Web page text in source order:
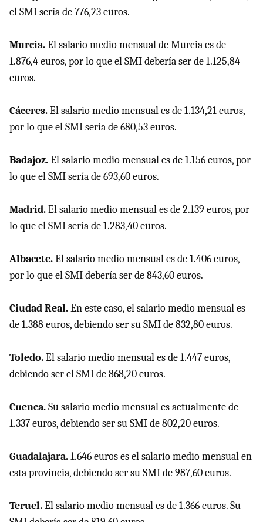
el SMI sería de 776,23 euros.
Murcia.El salario medio mensual de Murcia es de
1.876,4 euros, por lo que el SMI debería ser de 1.125,84
euros.
Cáceres.El salario medio mensual es de 1.134,21 euros,
por lo que el SMI sería de 680,53 euros.
Badajoz.El salario medio mensual es de 1.156 euros, por
lo que el SMI sería de 693,60 euros.
Madrid.El salario medio mensual es de 2.139 euros, por
lo que el SMI sería de 1.283,40 euros.
Albacete.El salario medio mensual es de 1.406 euros,
por lo que el SMI debería ser de 843,60 euros.
Ciudad Real.En este caso, el salario medio mensual es
de 1.388 euros, debiendo ser su SMI de 832,80 euros.
Toledo.El salario medio mensual es de 1.447 euros,
debiendo ser el SMI de 868,20 euros.
Cuenca.Su salario medio mensual es actualmente de
1.337 euros, debiendo ser su SMI de 802,20 euros.
Guadalajara.1.646 euros es el salario medio mensual en
esta provincia, debiendo ser su SMI de 987,60 euros.
Teruel.El salario medio mensual es de 1.366 euros. Su